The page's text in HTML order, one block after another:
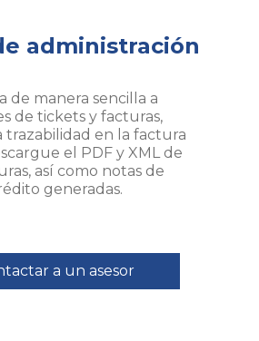
administración
de manera sencilla a
de tickets y facturas,
trazabilidad en la factura
el PDF y XML de
así como notas de
generadas.
a un asesor